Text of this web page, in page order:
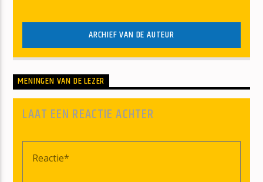
ARCHIEF VAN DE AUTEUR
MENINGEN VAN DE LEZER
LAAT EEN REACTIE ACHTER